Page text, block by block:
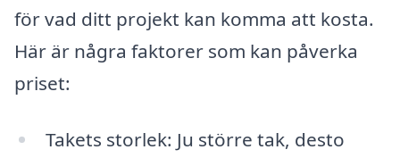
för vad ditt projekt kan komma att kosta.
Här är några faktorer som kan påverka
priset:
Takets storlek: Ju större tak, desto